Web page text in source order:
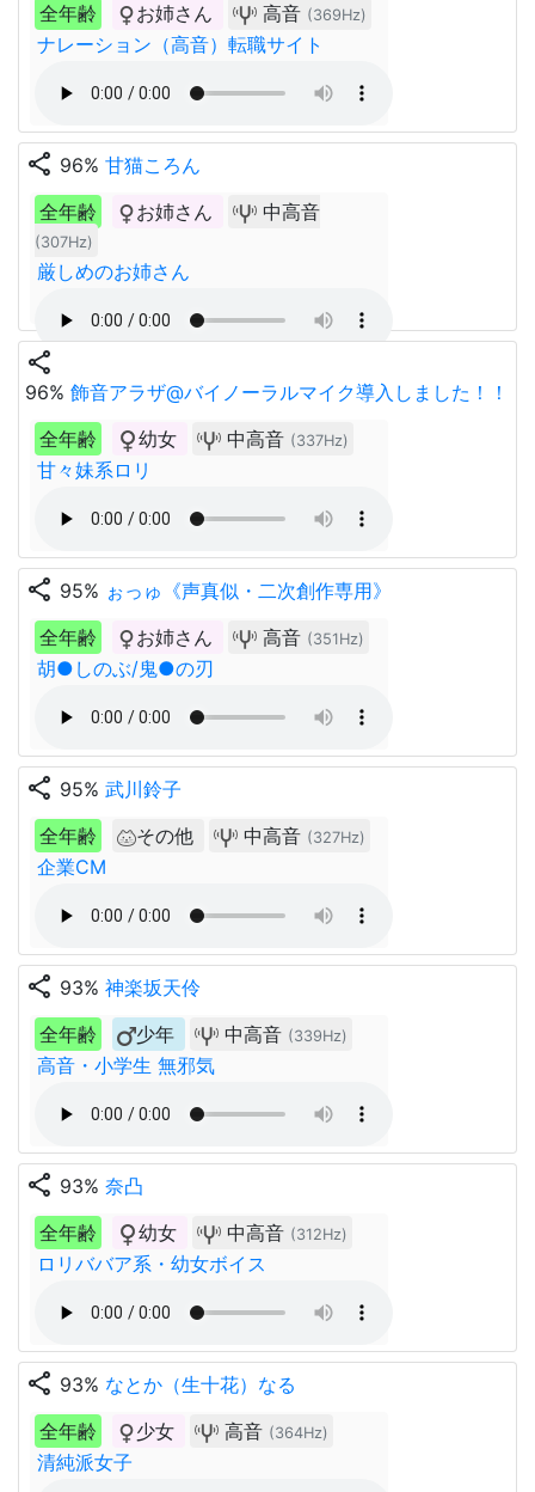
全年齢
お姉さん 高音 (369Hz)
ナレーション（高音）転職サイト
share 96% 甘猫ころん
全年齢
お姉さん 中高音
(307Hz)
厳しめのお姉さん
share
96% 飾音アラザ@バイノーラルマイク導入しました！！
全年齢
幼女 中高音 (337Hz)
甘々妹系ロリ
share 95% ぉっゅ《声真似・二次創作専用》
全年齢
お姉さん 高音 (351Hz)
胡●しのぶ/鬼●の刃
share 95% 武川鈴子
全年齢
その他 中高音 (327Hz)
企業CM
share 93% 神楽坂天伶
全年齢
少年 中高音 (339Hz)
高音・小学生 無邪気
share 93% 奈凸
全年齢
幼女 中高音 (312Hz)
ロリババア系・幼女ボイス
share 93% なとか（生十花）なる
全年齢
少女 高音 (364Hz)
清純派女子